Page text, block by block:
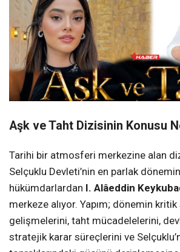
Aşk ve Taht Dizisinin Konusu
Tarihi bir atmosferi merkezine alan
Selçuklu Devleti’nin en parlak
hükümdarlardan I. Alâeddin
merkeze alıyor. Yapım; dönemin
gelişmelerini, taht mücadelelerini,
stratejik karar süreçlerini ve